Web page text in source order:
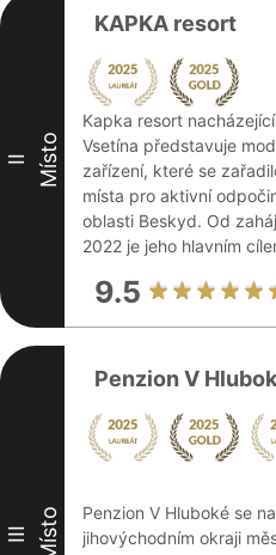
II Místo
KAPKA resort
Kapka resort
Vsetína představuje
zařízení, které se
místa pro aktivní
oblasti Beskyd. Od
2022 je jeho hlavním
9.5
III Místo
Penzion V
Penzion V Hluboké se
jihovýchodním okraji